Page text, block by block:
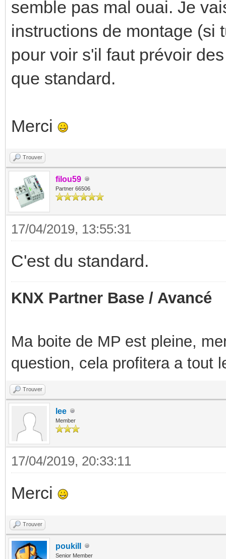
semble pas mal ouai. Je
instructions de montage (si
pour voir s'il faut prévoir
que standard.
Merci
Trouver
filou59
Partner 66506
17/04/2019, 13:55:31
C'est du standard.
KNX Partner Base / Avancé
Ma boite de MP est pleine,
question, cela profitera a tout
Trouver
lee
Member
17/04/2019, 20:33:11
Merci
Trouver
poukill
Senior Member